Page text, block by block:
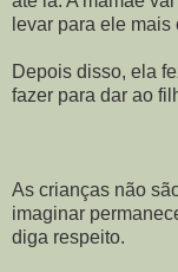
levar para ele
Depois disso, ela
fazer para dar ao
*
As crianças não
imaginar
diga respeito.